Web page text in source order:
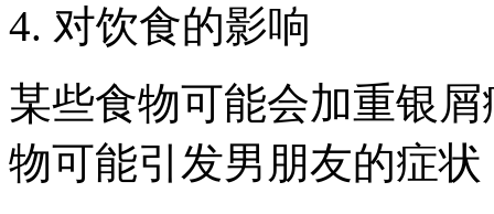
4. 对饮食的影响
某些食物可能会加重银
物可能引发男朋友的症